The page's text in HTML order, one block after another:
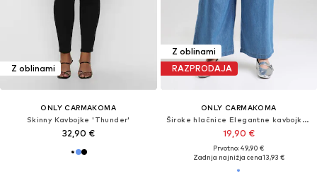
Z oblinami
ONLY CARMAKOMA
Skinny Kavbojke 'Thunder'
32,90 €
Z oblinami
RAZPRODAJA
ONLY CARMAKOMA
Široke hlačnice Elegantne kavbojke 'CARBEA'
19,90 €
Prvotno: 49,90 €
Zadnja najnižja cena13,93 €